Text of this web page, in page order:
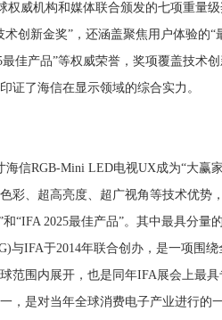
权威机构和媒体联合颁发的七项重量
术创新金奖”，还涵盖聚焦用户体验的“
最佳产品”等权威荣誉，奖项覆盖技术
证了海信在显示领域的综合实力。
信RGB-Mini LED电视UX成为“大赢
彩、超高亮度、超广视角等技术优势
“IFA 2025最佳产品”。其中最具分量
与IFA于2014年联合创办，是一项围
范围内展开，也是同年IFA展会上最
，是对当年全球消费电子产业进行的